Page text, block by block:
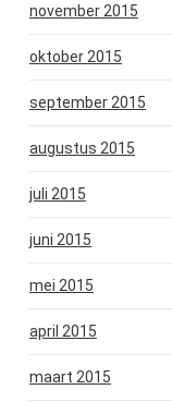
november 2015
oktober 2015
september 2015
augustus 2015
juli 2015
juni 2015
mei 2015
april 2015
maart 2015